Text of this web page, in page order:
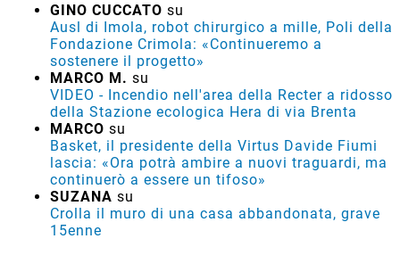
GINO CUCCATO su
Ausl di Imola, robot chirurgico a mille, Poli della
Fondazione Crimola: «Continueremo a
sostenere il progetto»
MARCO M. su
VIDEO - Incendio nell'area della Recter a ridosso
della Stazione ecologica Hera di via Brenta
MARCO su
Basket, il presidente della Virtus Davide Fiumi
lascia: «Ora potrà ambire a nuovi traguardi, ma
continuerò a essere un tifoso»
SUZANA su
Crolla il muro di una casa abbandonata, grave
15enne